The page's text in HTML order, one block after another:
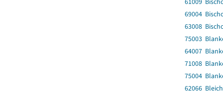
69004
63008
75003
64007
71008
75004
62066